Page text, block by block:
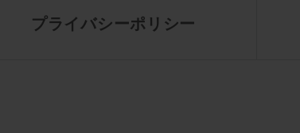
プライバシーポリシー